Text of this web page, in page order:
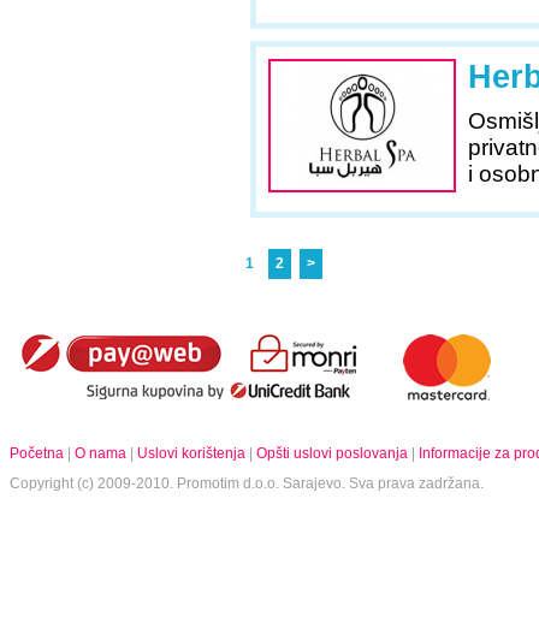
i
1 2 >
Početna O nama Uslovi korištenja Opšti uslovi poslovanja
Informacije za
Copyright (c) 2009-2010. Promotim d.o.o. Sarajevo. Sva prava zadržana.